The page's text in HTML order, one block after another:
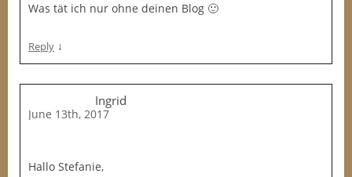
Was tät ich nur ohne deinen Blog 🙂
Reply ↓
Ingrid
June 13th, 2017
Hallo Stefanie,